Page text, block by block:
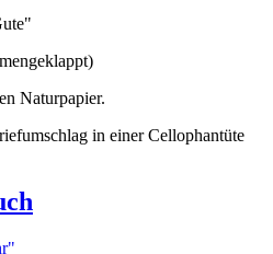
Naturpapier.
in einer Cellophantüte